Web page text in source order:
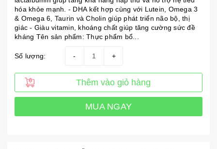
hóa khỏe mạnh. - DHA kết hợp cùng với Lutein, Omega 3
& Omega 6, Taurin và Cholin giúp phát triển não bộ, thị
giác - Giàu vitamin, khoáng chất giúp tăng cường sức đề
kháng Tên sản phẩm: Thực phẩm bổ...
Số lượng: +
-
Thêm vào giỏ hàng
MUA NGAY